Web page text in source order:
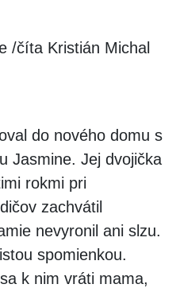
/číta Kristián Michal
do nového domu s
Jasmine. Jej dvojička
rokmi pri
zachvátil
nevyronil ani slzu.
spomienkou.
k nim vráti mama,